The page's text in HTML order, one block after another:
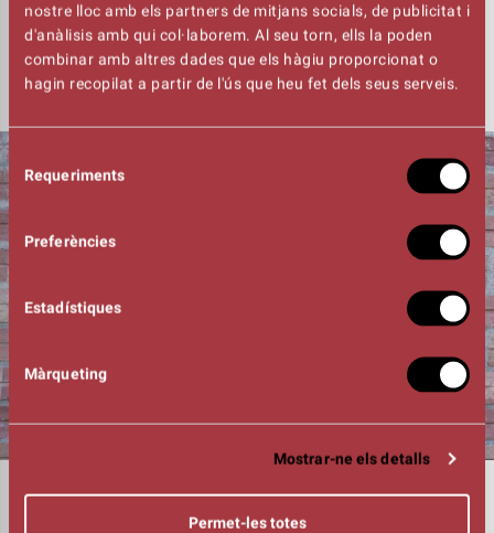
nostre lloc amb els partners de mitjans socials, de publicitat i
d'anàlisis amb qui col·laborem. Al seu torn, ells la poden
combinar amb altres dades que els hàgiu proporcionat o
hagin recopilat a partir de l'ús que heu fet dels seus serveis.
Selecció
de
consentiment
Requeriments
Preferències
Estadístiques
Màrqueting
Mostrar-ne els detalls
Permet-les totes
Consulta les mesures de seguretat i prevenció de la
COVID-19 AQUÍ
DURADA